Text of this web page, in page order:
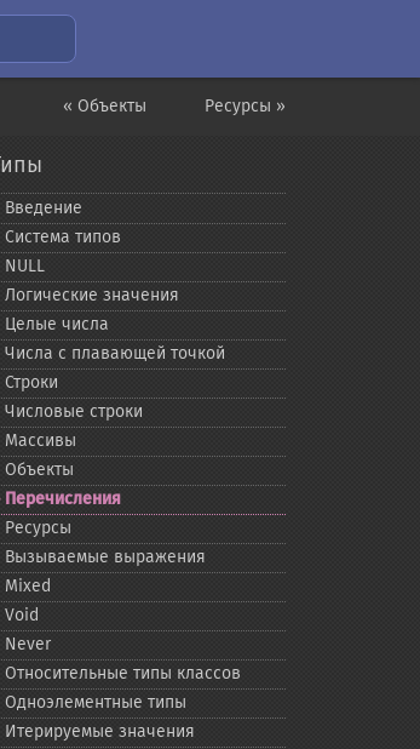
Ресурсы »
« Объекты
Введение
Система типов
NULL
Логические значения
Целые числа
Числа с плавающей точкой
Строки
Числовые строки
Массивы
Объекты
Перечисления
Ресурсы
Вызываемые выражения
Mixed
Void
Never
Относительные типы классов
Одноэлементные типы
Итерируемые значения